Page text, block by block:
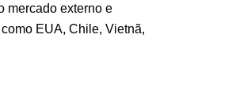
mercado externo e
EUA, Chile, Vietnã,